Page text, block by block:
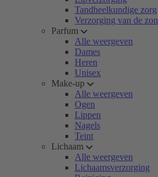
Tandheelkundige zorg
Verzorging van de zon
Parfum
Alle weergeven
Dames
Heren
Unisex
Make-up
Alle weergeven
Ogen
Lippen
Nagels
Teint
Lichaam
Alle weergeven
Lichaamsverzorging